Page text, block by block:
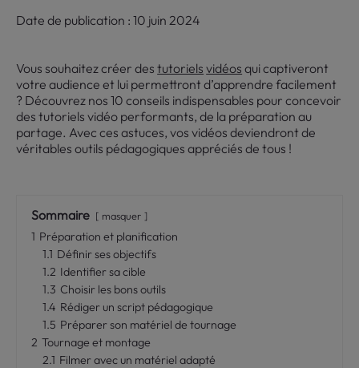
Date de publication : 10 juin 2024
Vous souhaitez créer destutoriels vidéos qui captiveront
votre audience et lui permettront d’apprendre facilement
? Découvrez nos 10 conseils indispensables pour concevoir
des tutoriels vidéo performants, de la préparation au
partage. Avec ces astuces, vos vidéos deviendront de
véritables outils pédagogiques appréciés de tous !
Sommaire masquer
1 Préparation et planification
1.1 Définir ses objectifs
1.2 Identifier sa cible
1.3 Choisir les bons outils
1.4 Rédiger un script pédagogique
1.5 Préparer son matériel de tournage
2 Tournage et montage
2.1 Filmer avec un matériel adapté